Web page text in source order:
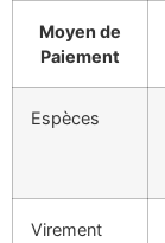
Moyen de
Paiement
Espèces
Virement